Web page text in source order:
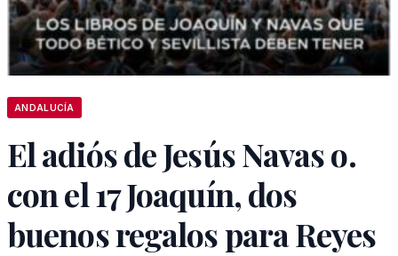
ANDALUCÍA
El adiós de Jesús Navas o.
con el 17 Joaquín, dos
buenos regalos para Reyes